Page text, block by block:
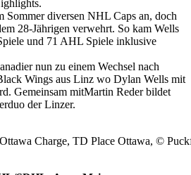
Sommer diversen NHL Caps an, doch
28-Jährigen verwehrt. So kam Wells
und 71 AHL Spiele inklusive
nun zu einem Wechsel nach
Wings aus Linz wo Dylan Wells mit
Gemeinsam mitMartin Reder bildet
der Linzer.
Charge, TD Place Ottawa, ©